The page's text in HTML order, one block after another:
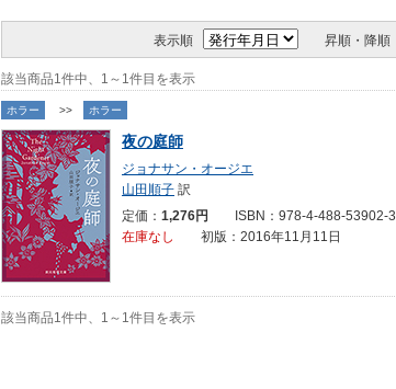
表示順 昇順・降順
該当商品1件中、1～1件目を表示
ホラー >> ホラー
夜の庭師
ジョナサン・オージエ
山田順子 訳
定価： 1,276円
ISBN：978-4-488-53902-3
在庫なし
初版：2016年11月11日
該当商品1件中、1～1件目を表示